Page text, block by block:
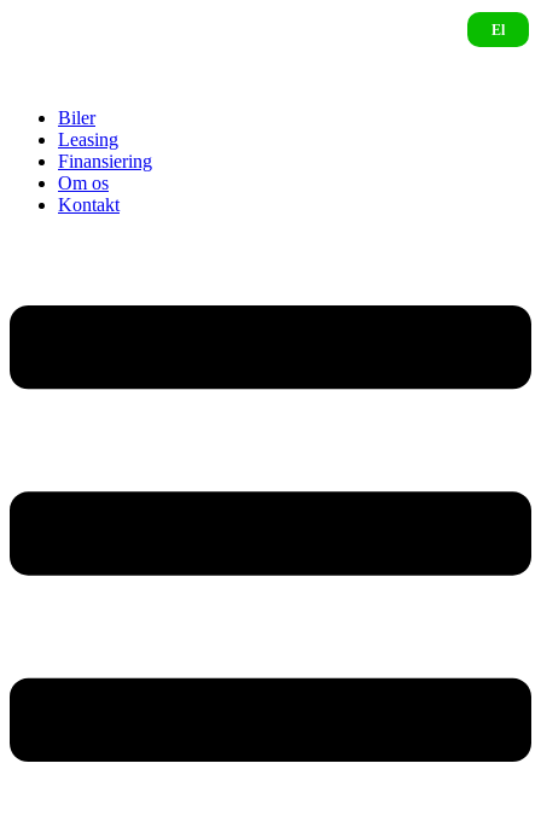
Biler
Leasing
Finansiering
Om os
Kontakt